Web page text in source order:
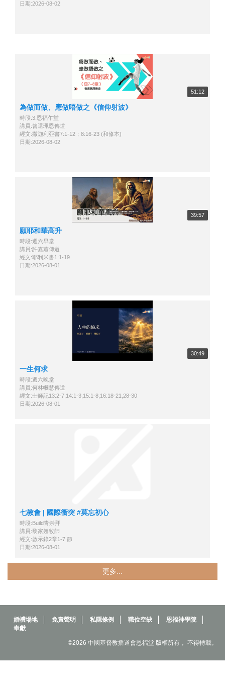
日期:2026-08-02
51:12
為做而做、應做唔做之《信仰射波》
時段:3.恩福午堂
講員:曾還珮恩傳道
經文:撒迦利亞書7:1-12；8:16-23 (和修本)
日期:2026-08-02
39:57
願耶和華高升
時段:週六早堂
講員:許嘉蕙傳道
經文:耶利米書1:1-19
日期:2026-08-01
30:49
一生何求
時段:週六晚堂
講員:何林幗慧傳道
經文:士師記13:2-7,14:1-3,15:1-8,16:18-21,28-30
日期:2026-08-01
七教會 | 國際衝突 #莫忘初心
時段:Build青崇拜
講員:黎家翹牧師
經文:啟示錄2章1-7 節
日期:2026-08-01
更多...
婚禮場地 免責聲明 私隱條例 職位空缺
恩福神學院
奉獻
©2026 中國基督教播道會恩福堂 版權所有， 不得轉載。